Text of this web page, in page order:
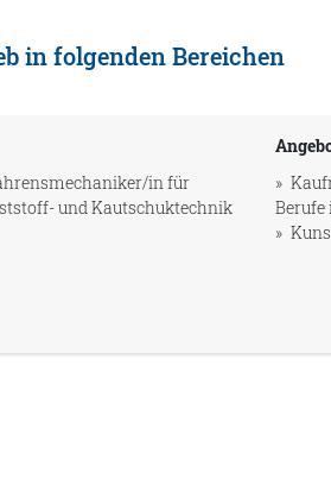
in folgenden Bereichen
in für
und Kautschuktechnik
Berufe